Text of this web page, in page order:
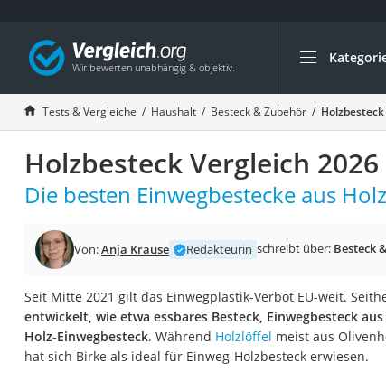
Die
Haushalt
Wassersprudler
Wäschespinne
Akku-
Eierkocher
Tests & Vergleiche Haushalt Besteck & Zubehör
Holzbesteck Vergleich 2026
Die besten Einwegbestecke aus
Von:Anja Krause Redakteurin schreibt über: Besteck
Seit Mitte 2021 gilt das Einwegplastik-Verbot EU-weit.
entwickelt, wie etwa essbares Besteck, Einwegbesteck
Holz-Einwegbesteck. Während Holzlöffel meist aus
hat sich Birke als ideal für Einweg-Holzbesteck erwiesen.